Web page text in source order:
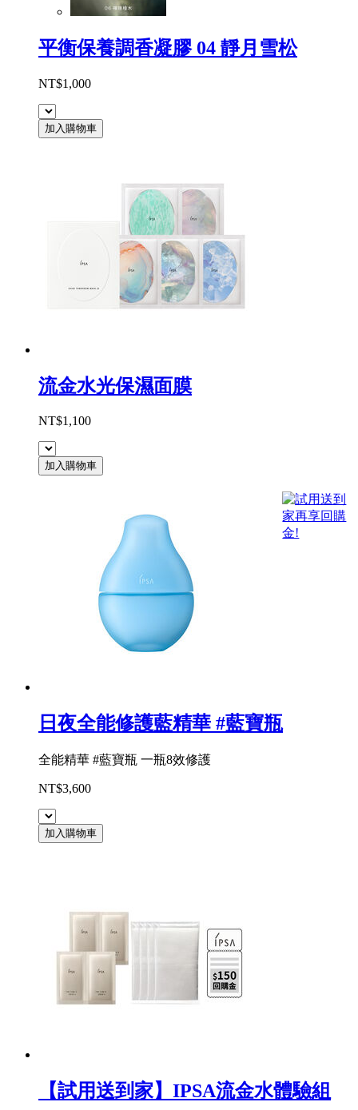
平衡保養調香凝膠 04 靜月雪松
NT$1,000
加入購物車
流金水光保濕面膜
NT$1,100
加入購物車
日夜全能修護藍精華 #藍寶瓶
全能精華 #藍寶瓶 一瓶8效修護
NT$3,600
加入購物車
【試用送到家】IPSA流金水體驗組